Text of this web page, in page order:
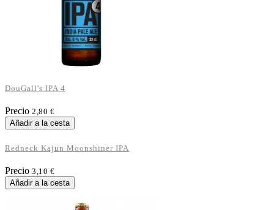
DouGall's IPA 4
Precio 2,80 €
Añadir a la cesta
Redneck Kajun Moonshiner IPA
Precio 3,10 €
Añadir a la cesta